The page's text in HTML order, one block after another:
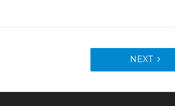
NEXT